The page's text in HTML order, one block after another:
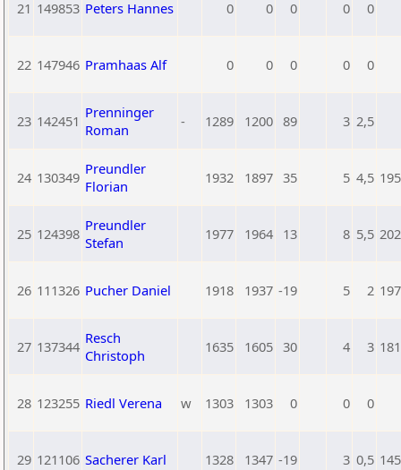
21 149853 Peters Hannes 0 0 0 0 0
22 147946 Pramhaas Alf 0 0 0 0 0
23 142451 Prenninger
Roman
- 1289 1200 89 3 2,5
24 130349 Preundler
Florian
1932 1897 35 5 4,5
25 124398 Preundler
Stefan
1977 1964 13 8 5,5
26 111326 Pucher Daniel 1918 1937 -19 5 2
27 137344 Resch
Christoph
1635 1605 30 4 3
28 123255 Riedl Verena w 1303 1303 0 0 0
29 121106 Sacherer Karl 1328 1347 -19 3 0,5